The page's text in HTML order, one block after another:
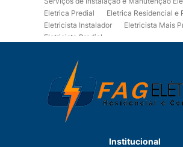
Eletrica Predial
Eletrica Residencial e
Eletricista Instalador
Eletricista Mais
Eletricista Predial
Eletricista Residencial
Eletricista Residencial E Predial
Eletricistas de Manutenção
Empresa de Instalações Elétricas
Empresa de Manutenção Eletrica
Empresa de Prestação de Serviços
Institucional